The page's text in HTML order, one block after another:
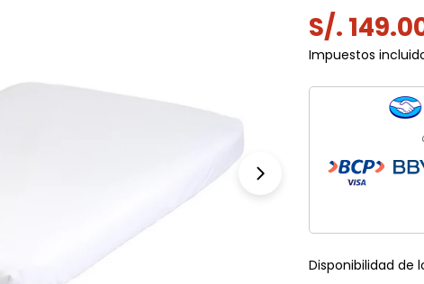
Abrir medios 1 en
Precio
de
venta
S/.
Precio
habitual
Impuestos
Disponibilidad de